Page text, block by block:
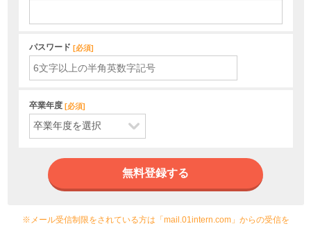
パスワード [必須]
卒業年度 [必須]
無料登録する
※メール受信制限をされている方は「mail.01intern.com」からの受信を